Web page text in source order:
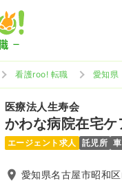
看護roo! 転職 愛知県
医療法人生寿会
かわな病院在宅
エージェント求人 託児所
愛知県名古屋市昭和